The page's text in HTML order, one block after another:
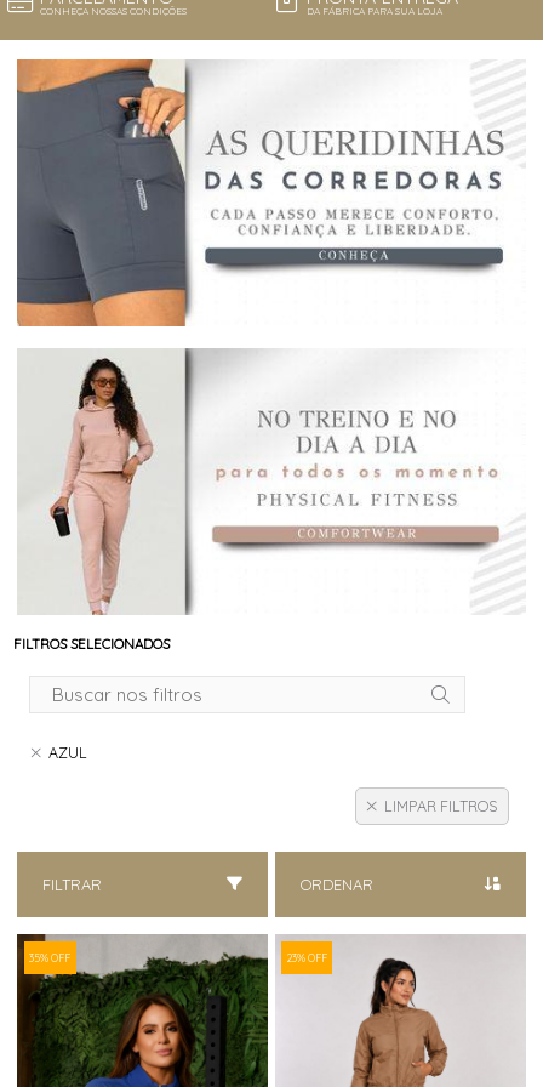
CONHEÇA NOSSAS CONDIÇÕES DA FÁBRICA PARA SUA LOJA
FILTROS SELECIONADOS
AZUL
LIMPAR FILTROS
FILTRAR ORDENAR
35% OFF 23% OFF